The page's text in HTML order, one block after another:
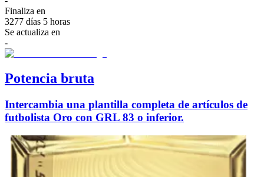
Finaliza en
3277 días 5 horas
Se actualiza en
-
Potencia bruta
Intercambia una plantilla completa de artículos de
futbolista Oro con GRL 83 o inferior.